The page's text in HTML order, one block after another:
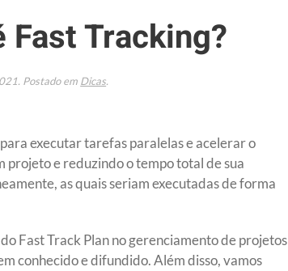
Fast Tracking?
. Postado em Dicas.
executar tarefas paralelas e acelerar o
projeto e reduzindo o tempo total de sua
as quais seriam executadas de forma
Fast Track Plan no gerenciamento de projetos
conhecido e difundido. Além disso, vamos